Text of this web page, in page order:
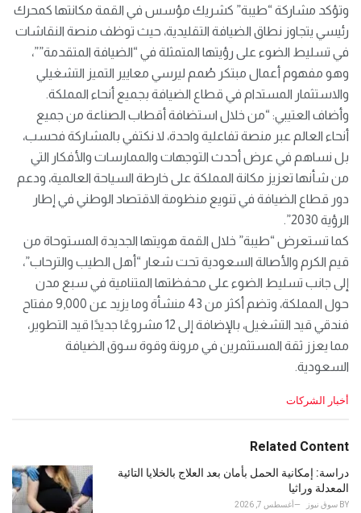
وتؤكد مشاركة “طيبة” كشريك مؤسس في القمة مكانتها كمحرك
رئيسي يتجاوز نطاق الضيافة التقليدية، حيث توظف منصة النقاشات
في تسليط الضوء على رؤيتها المتمثلة في “الضيافة المتقدمة””،
وهو مفهوم أعمال مبتكر صُمم ليرسي معايير التميز التشغيلي
والاستثمار المستدام في قطاع الضيافة بجميع أنحاء المملكة.
وأضاف العتيبي: “من خلال استضافة أقطاب الصناعة من جميع
أنحاء العالم عبر منصة تفاعلية واحدة، لا نكتفي بالمشاركة فحسب،
بل نساهم في عرض أحدث التوجهات والممارسات والأفكار التي
من شأنها تعزيز مكانة المملكة على خارطة السياحة العالمية، ودعم
دور قطاع الضيافة في تنويع منظومة الاقتصاد الوطني في إطار
الرؤية 2030”.
كما تستعرض “طيبة” خلال القمة هويتها الجديدة المستوحاة من
قيم الكرم والأصالة السعودية تحت شعار “أهل الطيب والترحاب”،
إلى جانب تسليط الضوء على محفظتها المتنامية في سبع مدن
حول المملكة، وتضم أكثر من 43 منشأة وما يزيد عن 9,000 مفتاح
فندقي قيد التشغيل، بالإضافة إلى 12 مشروعًا جديدًا قيد التطوير،
مما يعزز ثقة المستثمرين في مرونة وقوة سوق الضيافة
السعودية.
C
e
o
r
i
أخبار الشركات
Related Content
دراسة: إمكانية الحمل بأمان بعد العلاج بالخلايا التائية
المعدلة وراثيا
BY سوق نيوز أغسطس 7, 2026